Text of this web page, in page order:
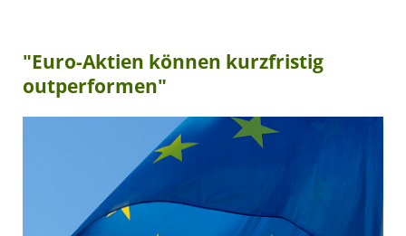
"Euro-Aktien können kurzfristig
outperformen"